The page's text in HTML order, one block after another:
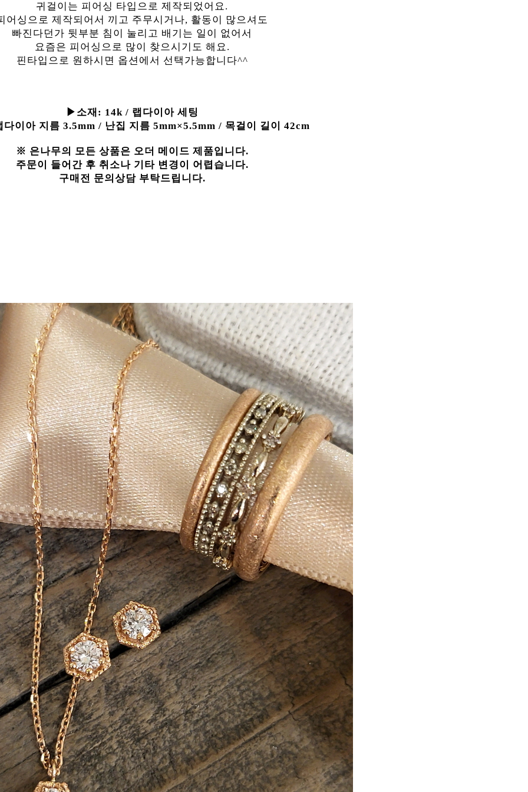
귀걸이는 피어싱 타입으로 제작되었어요.
어싱으로 제작되어서 끼고 주무시거나, 활동이 많으셔도
빠진다던가 뒷부분 침이 눌리고 배기는 일이 없어서
요즘은 피어싱으로 많이 찾으시기도 해요.
핀타입으로 원하시면 옵션에서 선택가능합니다^^
▶소재: 14k / 랩다이아 세팅
다이아 지름 3.5mm / 난집 지름 5mm×5.5mm / 목걸이 길이 42cm
※ 은나무의 모든 상품은 오더 메이드 제품입니다.
주문이 들어간 후 취소나 기타 변경이 어렵습니다.
구매전 문의상담 부탁드립니다.